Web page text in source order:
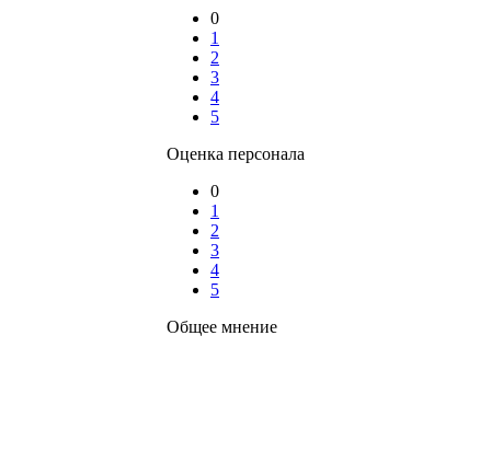
0
1
2
3
4
5
Оценка персонала
0
1
2
3
4
5
Общее мнение